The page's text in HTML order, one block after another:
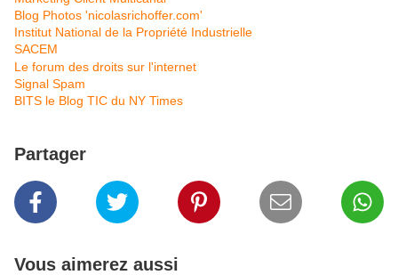
Blog Photos 'nicolasrichoffer.com'
Institut National de la Propriété Industrielle
SACEM
Le forum des droits sur l'internet
Signal Spam
BITS le Blog TIC du NY Times
Partager
Vous aimerez aussi